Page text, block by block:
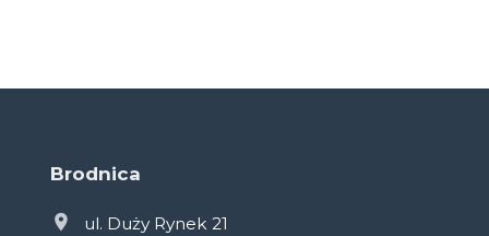
Brodnica
ul. Duży Rynek 21